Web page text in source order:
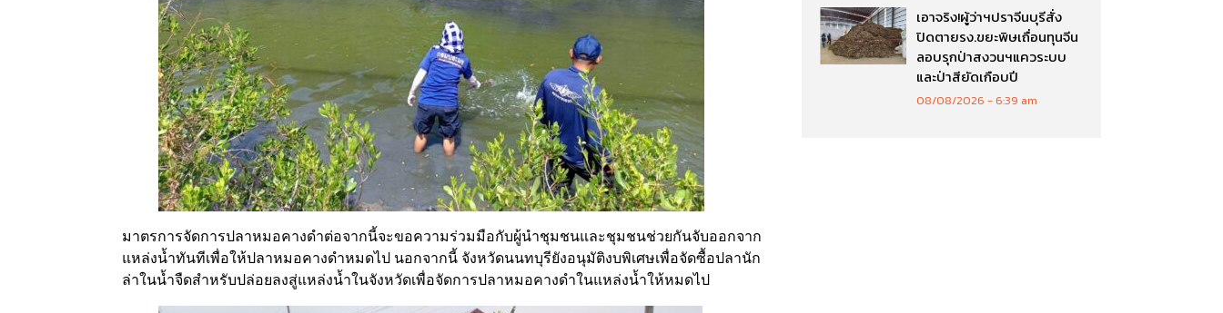
มาตรการจัดการปลาหมอคางดำต่อจากนี้จะขอความร่วมมือกับผู้นำชุมชนและชุมชนช่วยกันจับออกจาก
แหล่งน้ำทันทีเพื่อให้ปลาหมอคางดำหมดไป นอกจากนี้ จังหวัดนนทบุรียังอนุมัติงบพิเศษเพื่อจัดซื้อปลานัก
ล่าในน้ำจืดสำหรับปล่อยลงสู่แหล่งน้ำในจังหวัดเพื่อจัดการปลาหมอคางดำในแหล่งน้ำให้หมดไป
เอาจริง!ผู้ว่าฯปราจีนบุรีสั่ง
ปิดตายรง.ขยะพิษเถื่อนทุนจีน
ลอบรุกป่าสงวนฯแควระบบ
และป่าสียัดเกือบปี
08/08/2026 6:39 am